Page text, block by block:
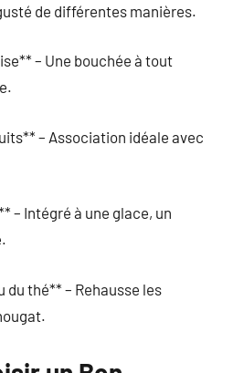
de différentes manières.
– Une bouchée à tout
– Association idéale avec
– Intégré à une glace, un
du thé** – Rehausse les